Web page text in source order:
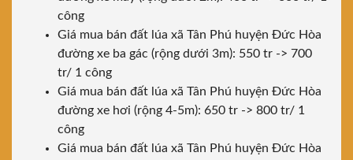
công
Giá mua bán đất lúa xã Tân Phú huyện Đức Hòa
đường xe ba gác (rộng dưới 3m): 550 tr -> 700
tr/ 1 công
Giá mua bán đất lúa xã Tân Phú huyện Đức Hòa
đường xe hơi (rộng 4-5m): 650 tr -> 800 tr/ 1
công
Giá mua bán đất lúa xã Tân Phú huyện Đức Hòa